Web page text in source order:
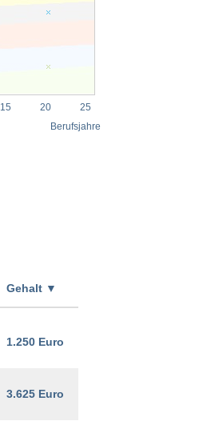
15 20 25
Berufsjahre
Gehalt ▼
1.250 Euro
3.625 Euro